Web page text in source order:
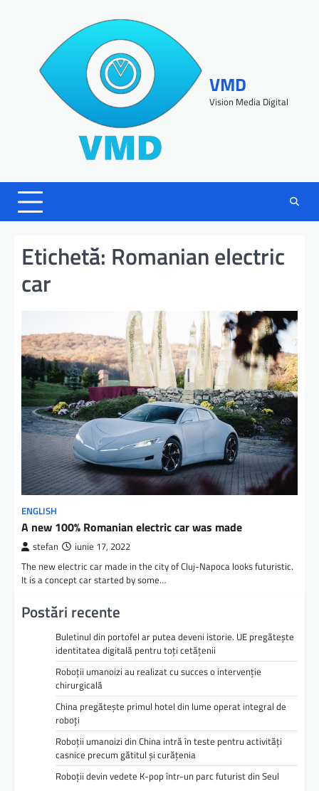
VMD
Vision Media Digital
Etichetă: Romanian electric
car
ENGLISH
A new 100% Romanian electric car was made
stefan iunie 17, 2022
The new electric car made in the city of Cluj-Napoca looks futuristic.
It is a concept car started by some…
Postări recente
Buletinul din portofel ar putea deveni istorie. UE pregătește
identitatea digitală pentru toți cetățenii
Roboții umanoizi au realizat cu succes o intervenție
chirurgicală
China pregătește primul hotel din lume operat integral de
roboți
Roboții umanoizi din China intră în teste pentru activități
casnice precum gătitul și curățenia
Roboții devin vedete K-pop într-un parc futurist din Seul